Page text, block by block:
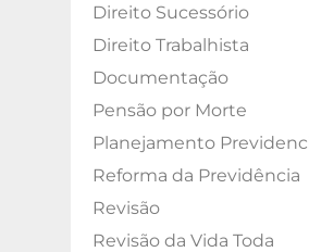
Direito Sucessório
Direito Trabalhista
Documentação
Pensão por Morte
Planejamento
Reforma da Previdência
Revisão
Revisão da Vida Toda